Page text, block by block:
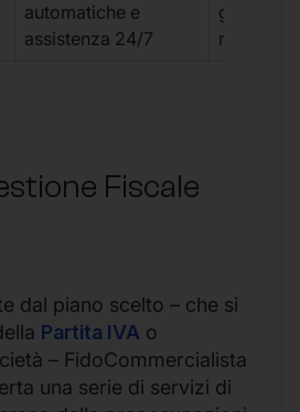
automatiche e
assistenza 24/7
gestione
manuale
Fiscale
dal piano scelto – che si
Partita IVA o
– FidoCommercialista
una serie di servizi di